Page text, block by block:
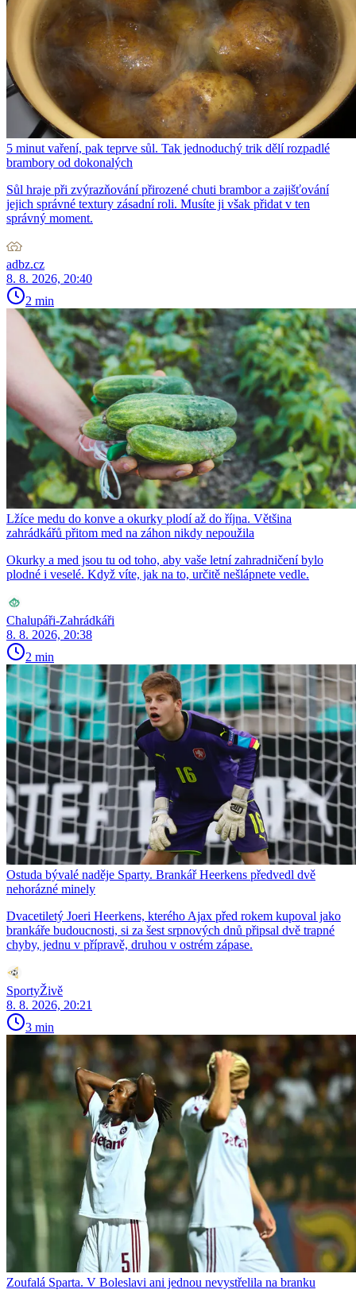
5 minut vaření, pak teprve sůl. Tak jednoduchý trik dělí rozpadlé
brambory od dokonalých
Sůl hraje při zvýrazňování přirozené chuti brambor a zajišťování
jejich správné textury zásadní roli. Musíte ji však přidat v ten
správný moment.
adbz.cz
8. 8. 2026, 20:40
2 min
Lžíce medu do konve a okurky plodí až do října. Většina
zahrádkářů přitom med na záhon nikdy nepoužila
Okurky a med jsou tu od toho, aby vaše letní zahradničení bylo
plodné i veselé. Když víte, jak na to, určitě nešlápnete vedle.
Chalupáři-Zahrádkáři
8. 8. 2026, 20:38
2 min
Ostuda bývalé naděje Sparty. Brankář Heerkens předvedl dvě
nehorázné minely
Dvacetiletý Joeri Heerkens, kterého Ajax před rokem kupoval jako
brankáře budoucnosti, si za šest srpnových dnů připsal dvě trapné
chyby, jednu v přípravě, druhou v ostrém zápase.
SportyŽivě
8. 8. 2026, 20:21
3 min
Zoufalá Sparta. V Boleslavi ani jednou nevystřelila na branku